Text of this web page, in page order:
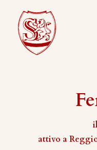
attivo a